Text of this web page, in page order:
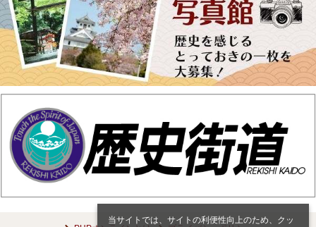
当サイトでは、サイトの利便性向上のため、クッ